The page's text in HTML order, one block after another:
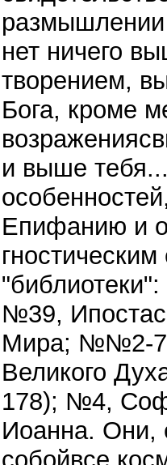
размышлении
нет ничего
творением,
Бога, кроме
и выше
Епифанию и
№39,
Мира; №№2-
Великого
178); №4,
Иоанна. Они,